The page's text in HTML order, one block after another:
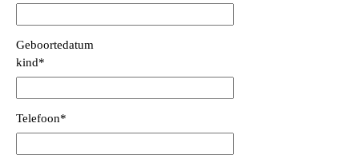
Geboortedatum
kind*
Telefoon*